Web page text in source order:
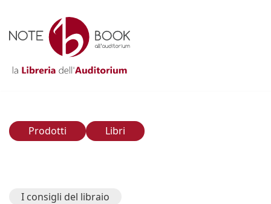
Vai
contenuto
Prodotti Libri
I consigli del libraio